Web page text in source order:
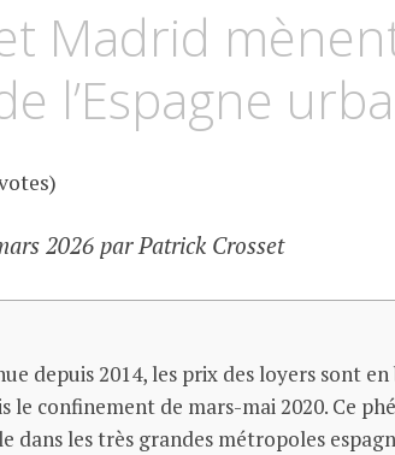
Madrid
l’Espagne
2026 par Patrick Crosset
depuis 2014, les prix des loyers sont en
le confinement de mars-mai 2020. Ce
dans les très grandes métropoles